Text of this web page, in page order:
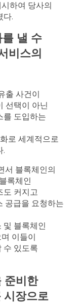
하여 당사의
다.
낼 수
비스의
출 사건이
선택이 아닌
를 도입하는
로 세계적으로
.
서 블록체인의
록체인
도 커지고
공급을 요청하는
및 블록체인
이들이
수 있도록
준비한
시장으로